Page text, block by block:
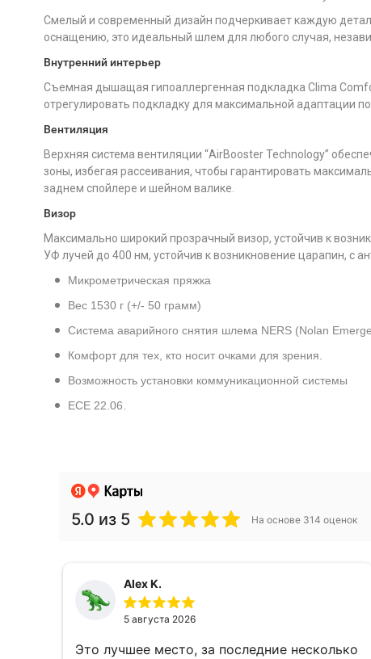
Смелый и современный дизайн подчеркивает каждую
оснащению, это идеальный шлем для любого случая,
Внутренний интерьер
Съемная дышащая гипоаллергенная подкладка Clima
отрегулировать подкладку для максимальной адаптации
Вентиляция
Верхняя система вентиляции “AirBooster Technology”
зоны, избегая рассеивания, чтобы гарантировать
заднем спойлере и шейном валике.
Визор
Максимально широкий прозрачный визор, устойчив к
УФ лучей до 400 нм, устойчив к возникновение царапин, с
Микрометрическая пряжка
Вес 1530 г (+/- 50 грамм)
Система аварийного снятия шлема NERS (Nolan
Комфорт для тех, кто носит очками для зрения.
Возможность установки коммуникационной системы
ECE 22.06.